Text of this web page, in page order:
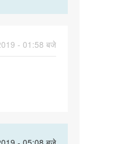
- 01:58 बजे